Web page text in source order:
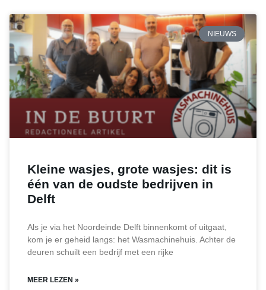
NIEUWS
Kleine wasjes, grote wasjes: dit is
één van de oudste bedrijven in
Delft
Als je via het Noordeinde Delft binnenkomt of uitgaat,
kom je er geheid langs: het Wasmachinehuis. Achter de
deuren schuilt een bedrijf met een rijke
MEER LEZEN »